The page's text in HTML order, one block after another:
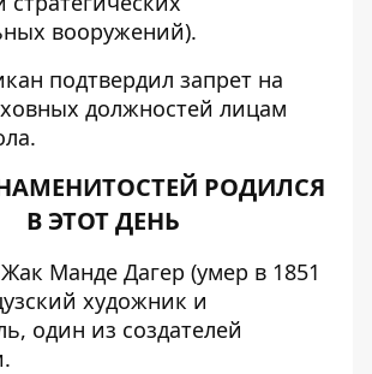
вооружений).
подтвердил запрет на
должностей лицам
РОДИЛСЯ
В ЭТОТ ДЕНЬ
Манде Дагер (умер в 1851
художник и
один из создателей